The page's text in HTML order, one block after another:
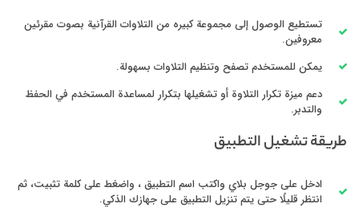
تستطيع الوصول إلى مجموعة كبيره من التلاوات القرآنية بصوت مقرئين
معروفين.
يمكن للمستخدم تصفح وتنظيم التلاوات بسهولة.
دعم ميزة تكرار التلاوة أو تشغيلها بتكرار لمساعدة المستخدم في الحفظ
والتدبر.
طريقة تشغيل التطبيق
ادخل على جوجل بلاي واكتب اسم التطبيق ، واضغط على كلمة تثبيت، ثم
انتظر قليلًا حتى يتم تنزيل التطبيق على جهازك الذكي.